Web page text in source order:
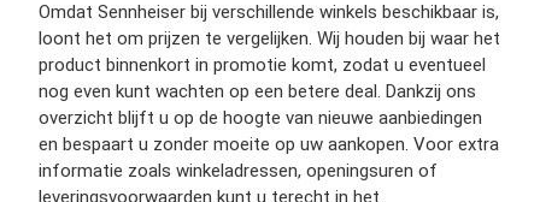
Omdat Sennheiser bij verschillende winkels beschikbaar is,
loont het om prijzen te vergelijken. Wij houden bij waar het
product binnenkort in promotie komt, zodat u eventueel
nog even kunt wachten op een betere deal. Dankzij ons
overzicht blijft u op de hoogte van nieuwe aanbiedingen
en bespaart u zonder moeite op uw aankopen. Voor extra
informatie zoals winkeladressen, openingsuren of
leveringsvoorwaarden kunt u terecht in het